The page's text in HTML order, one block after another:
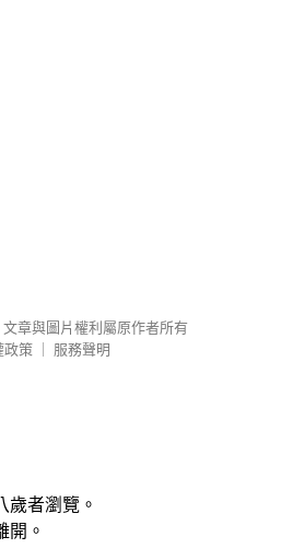
文章與圖片權利屬原作者所有
政策
服務聲明
歲者瀏覽。
開。